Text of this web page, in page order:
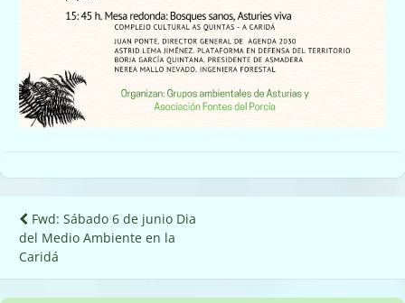
Navegación
de
entradas
Fwd: Sábado 6 de junio Dia
del Medio Ambiente en la
Caridá